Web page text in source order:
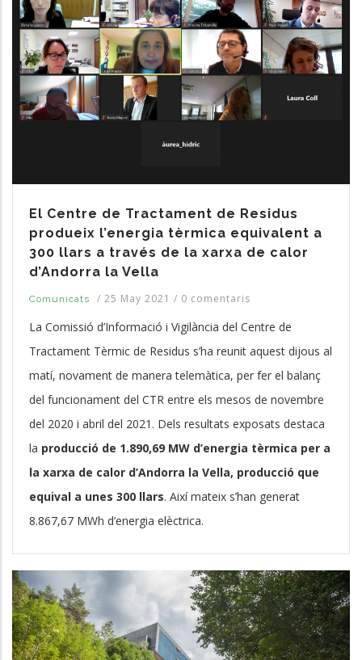
El Centre de Tractament de Residus
produeix l’energia tèrmica equivalent a
300 llars a través de la xarxa de calor
d’Andorra la Vella
Comunicats / 25 May 2021 / 0 comentaris
La Comissió d’Informació i Vigilància del Centre de
Tractament Tèrmic de Residus s’ha reunit aquest dijous al
matí, novament de manera telemàtica, per fer el balanç
del funcionament del CTR entre els mesos de novembre
del 2020 i abril del 2021. Dels resultats exposats destaca
la producció de 1.890,69 MW d’energia tèrmica per a
la xarxa de calor d’Andorra la Vella, producció que
equival a unes 300 llars. Així mateix s’han generat
8.867,67 MWh d’energia elèctrica.